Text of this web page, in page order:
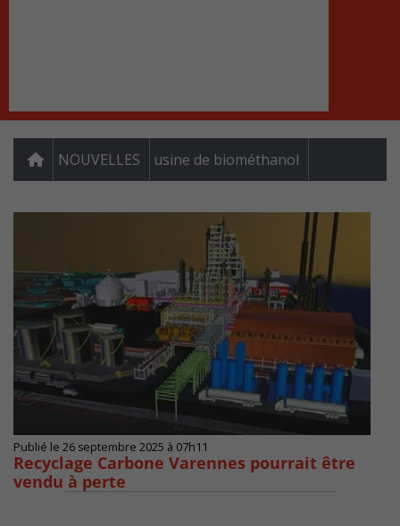
NOUVELLES usine de biométhanol
Publié le 26 septembre 2025 à 07h11
Recyclage Carbone Varennes pourrait être
vendu à perte